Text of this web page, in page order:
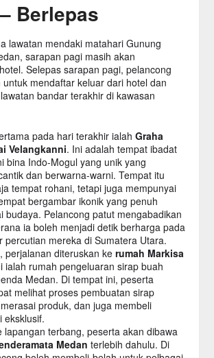
Berlepas
lawatan mendaki matahari Gunung
sarapan pagi masih akan
Selepas sarapan pagi, pelancong
mendaftar keluar dari hotel dan
bandar terakhir di kawasan
pada hari terakhir ialah Graha
Velangkanni. Ini adalah tempat ibadat
bina Indo-Mogul yang unik yang
dan berwarna-warni. Tempat itu
tempat rohani, tetapi juga mempunyai
bergambar ikonik yang penuh
budaya. Pelancong patut mengabadikan
ia boleh menjadi detik berharga pada
percutian mereka di Sumatera Utara.
perjalanan diteruskan ke rumah Markisa
ialah rumah pengeluaran sirap buah
Medan. Di tempat ini, peserta
melihat proses pembuatan sirap
produk, dan juga membeli
eksklusif.
lapangan terbang, peserta akan dibawa
Medan terlebih dahulu. Di